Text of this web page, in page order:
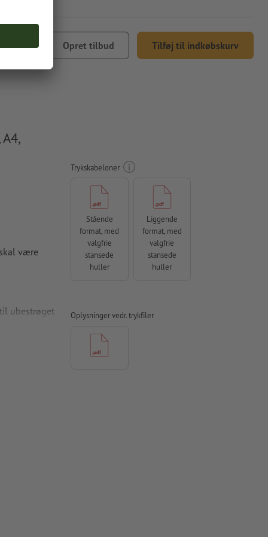
Opret tilbud Tilføj til indkøbskurv
være
til ubestrøget
Trykskabeloner
Stående
format, med
valgfrie
stansede
huller
Liggende
format, med
valgfrie
stansede
huller
Oplysninger vedr. trykfiler